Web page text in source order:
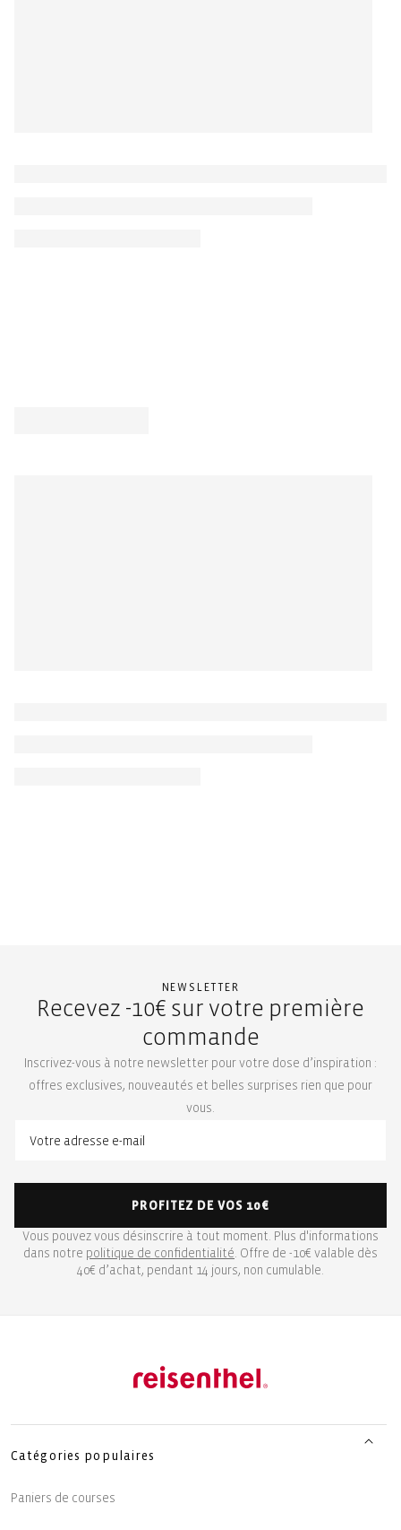
NEWSLETTER
Recevez -10€ sur votre première
commande
Inscrivez-vous à notre newsletter pour votre dose d’inspiration :
offres exclusives, nouveautés et belles surprises rien que pour
vous.
PROFITEZ DE VOS 10€
Vous pouvez vous désinscrire à tout moment. Plus d'informations
dans notre politique de confidentialité. Offre de -10€ valable dès
40€ d’achat, pendant 14 jours, non cumulable.
Catégories populaires
Paniers de courses